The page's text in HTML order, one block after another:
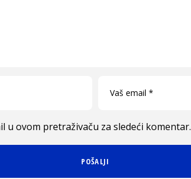
u ovom pretraživaču za sledeći komentar.